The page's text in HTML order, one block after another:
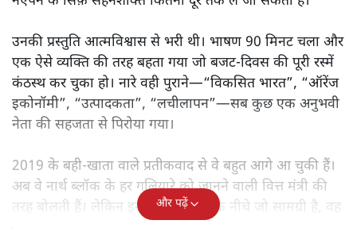
मोदी सरकार का बजट 2026 बड़े बदलाव का वादा करता दिखता है,
और ठहरे फैसलों के बीच बजट की आलोचनात्मक समीक्षा पढ़िए।
बजट पेश करने उठीं तो वे आसानी से रिकॉर्ड बुक में दर्ज हो गईं।
लेकिन उसके बाद जो आया, उसने साफ़ दिखा दिया कि बिना
नएपन के सिर्फ़ सहनशक्ति कितनी दूर तक ले जा सकती है।